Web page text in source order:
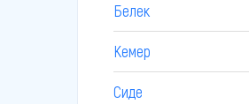
Белек
Кемер
Сиде